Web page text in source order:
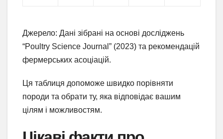
Джерело: Дані зібрані на основі досліджень
“Poultry Science Journal” (2023) та рекомендацій
фермерських асоціацій.
Ця таблиця допоможе швидко порівняти
породи та обрати ту, яка відповідає вашим
цілям і можливостям.